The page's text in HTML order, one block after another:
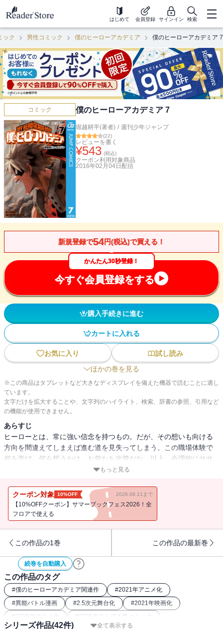
はじめて 会員登録 サインイン 検索
ック 男性コミック 僕のヒーローアカデミア 僕のヒーローアカデミア 7
コミック 僕のヒーローアカデミア 7
堀越耕平(著者) / 週刊少年ジャンプ
(22)
レビューを書く
¥543 (税込)
クーポン利用対象商品
2016年02月04日 配信
新規登録で54円(税込)で買える！
かんたん30秒登録！
今すぐ会員登録をする
購入手続きに進む
カートに入れる
お気に入り
試し読み
ほかの巻を見る
※この商品はタブレットなど大きなディスプレイを備えた機器で読むことに適し
ています。
文字だけを拡大することや、文字列のハイライト、検索、辞書の参照、引用など
の機能が使用できません。
あらすじ
ヒーローとは、常に強い信念を持つもの。だが、その想いも向ける
方向を間違えてしまえば進む道を見失ってしまう。この職場体験で
何を学び、何を想うかは、お前たち次第だな。以上、合理的にササ
もっと見る
クーポン対象 10%OFF 2026.08.11まで
【10%OFFクーポン】サマーブックフェス2026！全
フロアで使える
この作品の1巻 この作品の最新巻
続巻を自動購入
この作品のタグ
#僕のヒーローアカデミア関連作 #2021年アニメ化
#異能バトル漫画 #2.5次元舞台化 #2021年映画化
#2025年アニメ化 #2025年ストア人気コミック
全て表示する
シリーズ作品(42件)